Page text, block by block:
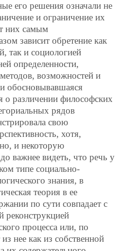
его решения означали не
и ограничение их
них самым
зависит обретение как
так и социологией
определенности,
возможностей и
обосновывавшаяся
различении философских
рядов
свою
хотя,
и некоторую
важнее видеть, что речь у
типе социально-
знания, в
теория в ее
по сути совпадает с
реконструкцией
процесса или, по
нее как из собственной